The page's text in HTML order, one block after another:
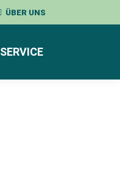
ÜBER UNS
SERVICE